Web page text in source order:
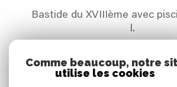
Bastide du XVIIIème avec
l.
2 295 000 €
REF : 00187
Comme beaucoup, notre
utilise les cookies